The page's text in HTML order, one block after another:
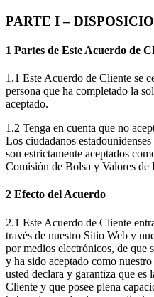
PARTE I –
1 Partes de Este Acuerdo de
1.1 Este Acuerdo de Cliente se
persona que ha completado la
aceptado.
1.2 Tenga en cuenta que no
Los ciudadanos
son estrictamente aceptados
Comisión de Bolsa y Valores
2 Efecto del Acuerdo
2.1 Este Acuerdo de Cliente
través de nuestro Sitio Web y
por medios electrónicos, de que
y ha sido aceptado como
usted declara y garantiza que es
Cliente y que posee plena